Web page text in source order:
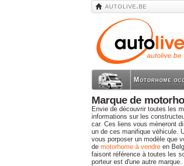
autolive.be
autolive.be
Motorhome
Marque de
Envie de découvrir toutes les
informations sur les
car. Ces liens vous mèneront
un de ces manifique véhicule.
vous porposer un modèle que
de motorhome à vendre en
faisont référence à toutes les
porteur est d'une autre marque.